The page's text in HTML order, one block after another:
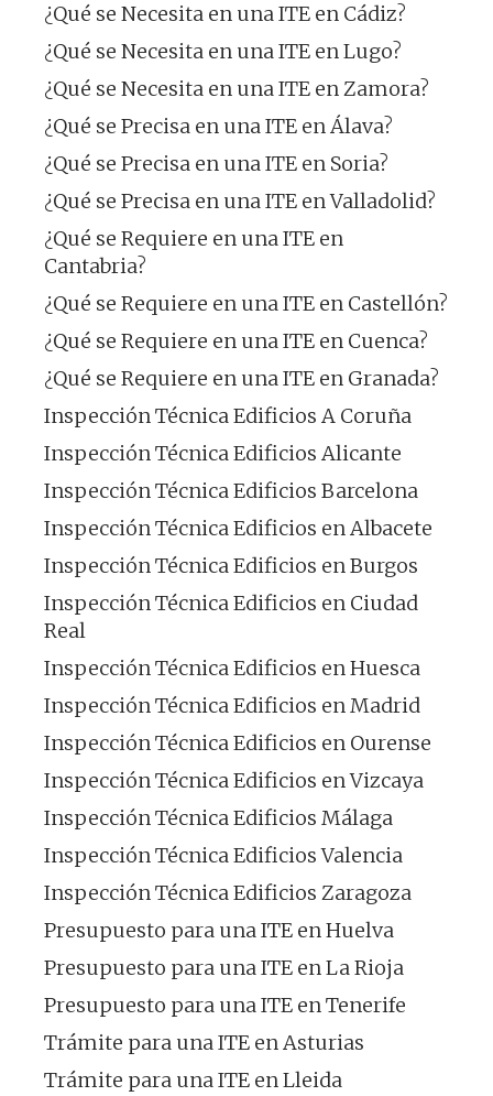
¿Qué se Necesita en una ITE en Cádiz?
¿Qué se Necesita en una ITE en Lugo?
¿Qué se Necesita en una ITE en Zamora?
¿Qué se Precisa en una ITE en Álava?
¿Qué se Precisa en una ITE en Soria?
¿Qué se Precisa en una ITE en Valladolid?
¿Qué se Requiere en una ITE en
Cantabria?
¿Qué se Requiere en una ITE en Castellón?
¿Qué se Requiere en una ITE en Cuenca?
¿Qué se Requiere en una ITE en Granada?
Inspección Técnica Edificios A Coruña
Inspección Técnica Edificios Alicante
Inspección Técnica Edificios Barcelona
Inspección Técnica Edificios en Albacete
Inspección Técnica Edificios en Burgos
Inspección Técnica Edificios en Ciudad
Real
Inspección Técnica Edificios en Huesca
Inspección Técnica Edificios en Madrid
Inspección Técnica Edificios en Ourense
Inspección Técnica Edificios en Vizcaya
Inspección Técnica Edificios Málaga
Inspección Técnica Edificios Valencia
Inspección Técnica Edificios Zaragoza
Presupuesto para una ITE en Huelva
Presupuesto para una ITE en La Rioja
Presupuesto para una ITE en Tenerife
Trámite para una ITE en Asturias
Trámite para una ITE en Lleida